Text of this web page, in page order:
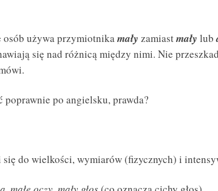
używa przymiotnikamały zamiastmały lub
się nad różnicą między nimi. Nie
po angielsku, prawda?
się do wielkości, wymiarów (fizycznych) i